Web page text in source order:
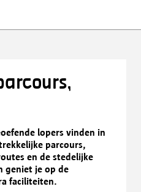
lopers vinden in
parcours,
en de stedelijke
geniet je op de
faciliteiten.